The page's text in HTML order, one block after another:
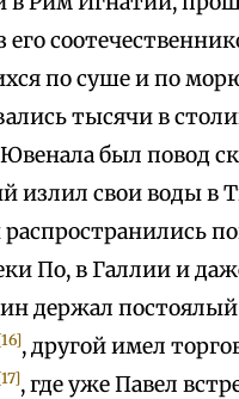
его
по суше и по
тысячи в
был повод
излил свои воды в
По, в Галлии и
держал постоялый
, другой имел
, где уже Павел